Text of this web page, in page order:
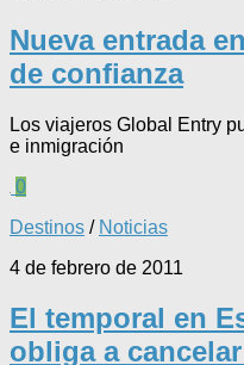
Nueva entrada
de confianza
Los viajeros Global Entry
e inmigración
0
Destinos / Noticias
4 de febrero de 2011
El temporal en
obliga a